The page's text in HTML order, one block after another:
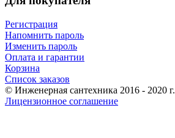
Регистрация
Напомнить пароль
Изменить пароль
Оплата и гарантии
Корзина
Список заказов
© Инженерная сантехника 2016 - 2020 г.
Лицензионное соглашение